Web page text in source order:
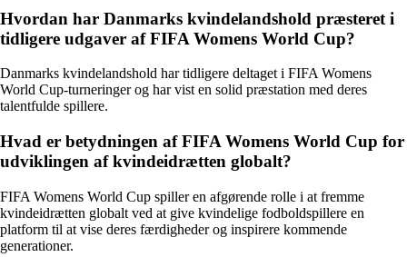
Hvordan har Danmarks kvindelandshold præsteret i
tidligere udgaver af FIFA Womens World Cup?
Danmarks kvindelandshold har tidligere deltaget i FIFA Womens
World Cup-turneringer og har vist en solid præstation med deres
talentfulde spillere.
Hvad er betydningen af FIFA Womens World Cup for
udviklingen af kvindeidrætten globalt?
FIFA Womens World Cup spiller en afgørende rolle i at fremme
kvindeidrætten globalt ved at give kvindelige fodboldspillere en
platform til at vise deres færdigheder og inspirere kommende
generationer.